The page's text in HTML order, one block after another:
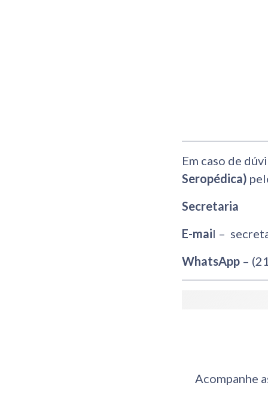
Em caso de
Seropédica)
Secretaria
E-mail –
WhatsApp –
Acompanhe